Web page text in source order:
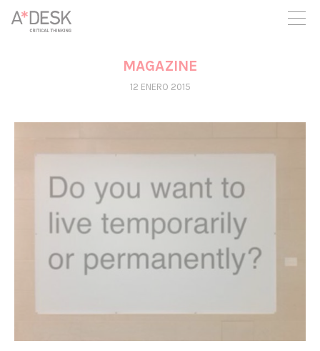
crees también en A*DESK seguimos necesitándote para poder
seguir adelante. Ahora puedes participar del proyecto y
apoyarlo.
MAGAZINE
12 ENERO 2015